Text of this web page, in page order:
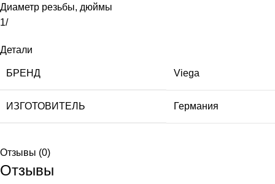
Диаметр резьбы, дюймы
1/
Детали
БРЕНД Viega
ИЗГОТОВИТЕЛЬ Германия
Отзывы (0)
Отзывы